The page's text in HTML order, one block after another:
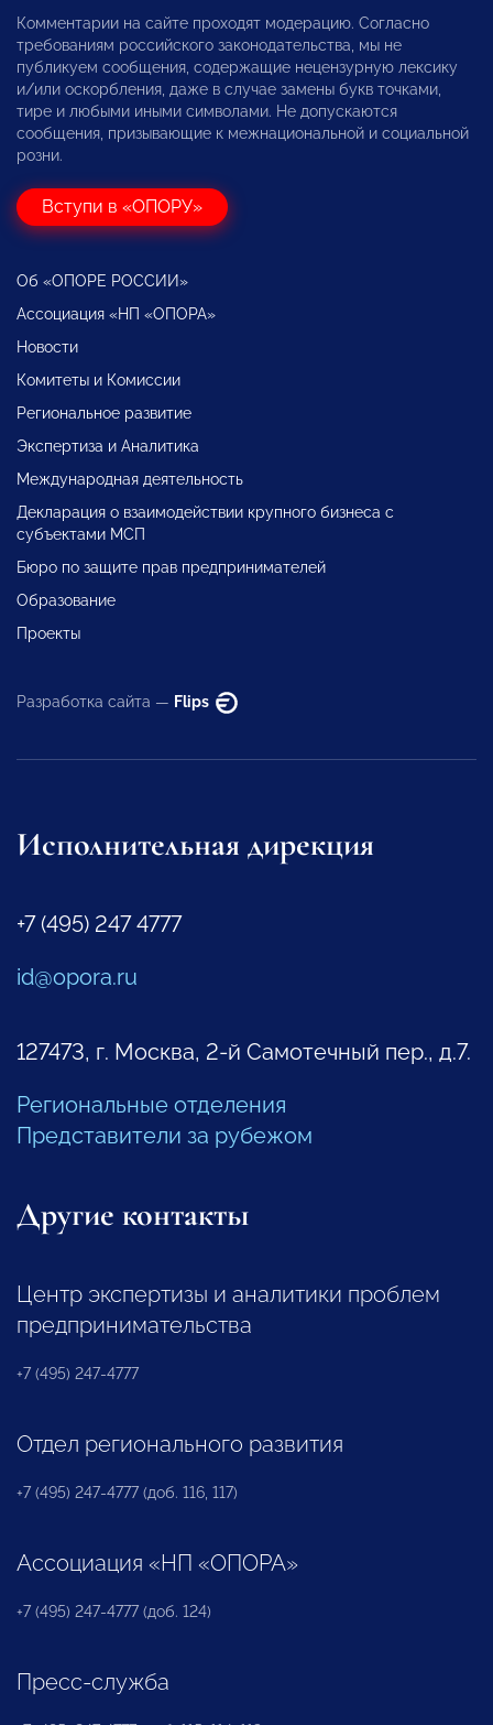
Комментарии на сайте проходят модерацию. Согласно
требованиям российского законодательства, мы не
публикуем сообщения, содержащие нецензурную лексику
и/или оскорбления, даже в случае замены букв точками,
тире и любыми иными символами. Не допускаются
сообщения, призывающие к межнациональной и социальной
розни.
Вступи в «ОПОРУ»
Об «ОПОРЕ РОССИИ»
Ассоциация «НП «ОПОРА»
Новости
Комитеты и Комиссии
Региональное развитие
Экспертиза и Аналитика
Международная деятельность
Декларация о взаимодействии крупного бизнеса с
субъектами МСП
Бюро по защите прав предпринимателей
Образование
Проекты
Разработка сайта — Flips
Исполнительная дирекция
+7 (495) 247 4777
id@opora.ru
127473, г. Москва, 2-й Самотечный пер., д.7.
Региональные отделения
Представители за рубежом
Другие контакты
Центр экспертизы и аналитики проблем
предпринимательства
+7 (495) 247-4777
Отдел регионального развития
+7 (495) 247-4777 (доб. 116, 117)
Ассоциация «НП «ОПОРА»
+7 (495) 247-4777 (доб. 124)
Пресс-служба